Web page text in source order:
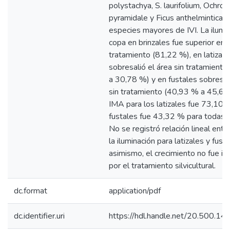
polystachya, S. laurifolium,
pyramidale y Ficus anthelmintica,
especies mayores de IVI. La
copa en brinzales fue superior en
tratamiento (81,22 %), en
sobresalió el área sin
a 30,78 %) y en fustales
sin tratamiento (40,93 % a
IMA para los latizales fue 73,10
fustales fue 43,32 % para todas
No se registró relación lineal
la iluminación para latizales y
asimismo, el crecimiento no fue
por el tratamiento silvicultural.
dc.format application/pdf
dc.identifier.uri https://hdl.handle.net/